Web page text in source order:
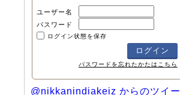
ユーザー名
パスワード
ログイン状態を保存
パスワードを忘れたかたはこちら
@nikkanindiakeiz からのツイー